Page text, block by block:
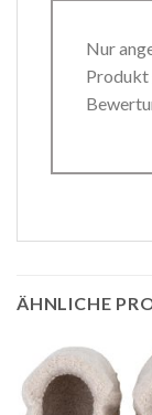
Nur
Produkt
ÄHNLICHE